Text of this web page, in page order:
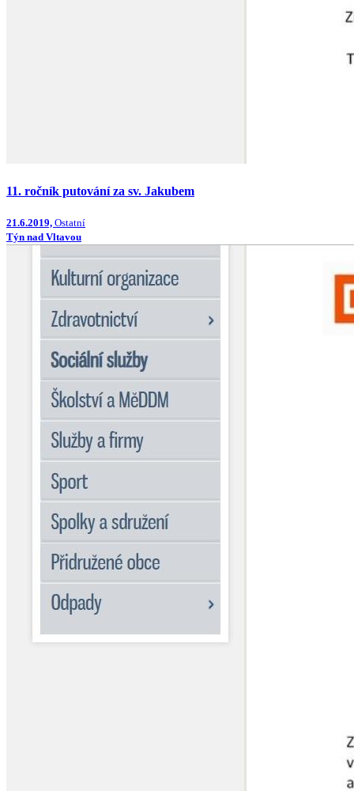
11. ročník putování za sv. Jakubem
21.6.2019, Ostatní
Týn nad Vltavou